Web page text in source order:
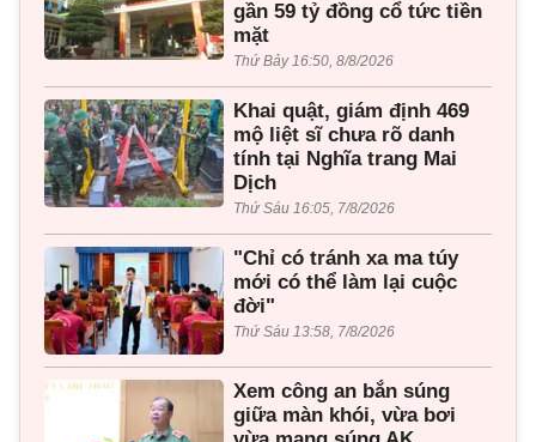
gần 59 tỷ đồng cổ tức tiền
mặt
Thứ Bảy 16:50, 8/8/2026
Khai quật, giám định 469
mộ liệt sĩ chưa rõ danh
tính tại Nghĩa trang Mai
Dịch
Thứ Sáu 16:05, 7/8/2026
"Chỉ có tránh xa ma túy
mới có thể làm lại cuộc
đời"
Thứ Sáu 13:58, 7/8/2026
Xem công an bắn súng
giữa màn khói, vừa bơi